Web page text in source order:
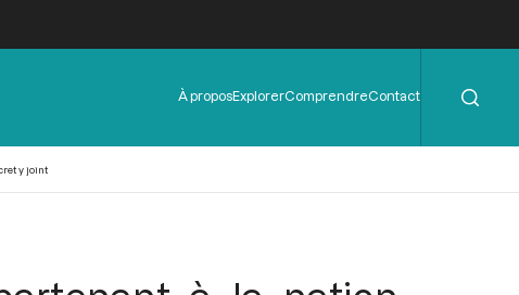
Menu
de
À proposExplorerComprendreContact
y joint